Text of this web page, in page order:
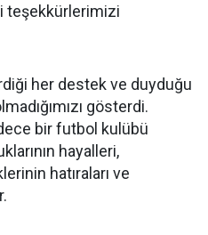
teşekkürlerimizi
her destek ve duyduğu
gösterdi.
bir futbol kulübü
hayalleri,
hatıraları ve